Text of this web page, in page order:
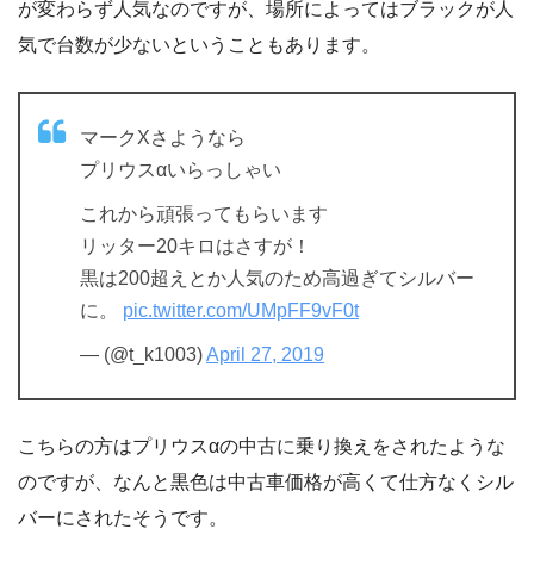
が変わらず人気なのですが、場所によってはブラックが人
気で台数が少ないということもあります。
マークXさようなら
プリウスαいらっしゃい
これから頑張ってもらいます
リッター20キロはさすが！
黒は200超えとか人気のため高過ぎてシルバー
に。 pic.twitter.com/UMpFF9vF0t
— (@t_k1003)April 27, 2019
こちらの方はプリウスαの中古に乗り換えをされたような
のですが、なんと黒色は中古車価格が高くて仕方なくシル
バーにされたそうです。